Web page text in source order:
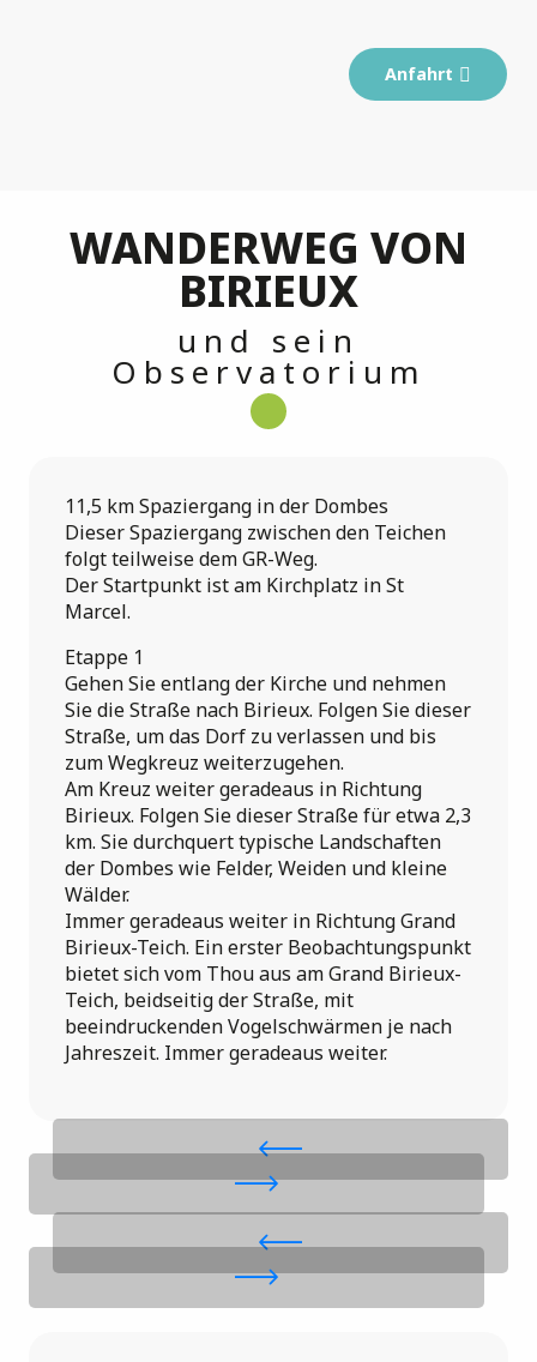
Anfahrt
WANDERWEG VON
BIRIEUX
und sein
Observatorium
11,5 km Spaziergang in der Dombes
Dieser Spaziergang zwischen den Teichen
folgt teilweise dem GR-Weg.
Der Startpunkt ist am Kirchplatz in St
Marcel.
Etappe 1
Gehen Sie entlang der Kirche und nehmen
Sie die Straße nach Birieux. Folgen Sie dieser
Straße, um das Dorf zu verlassen und bis
zum Wegkreuz weiterzugehen.
Am Kreuz weiter geradeaus in Richtung
Birieux. Folgen Sie dieser Straße für etwa 2,3
km. Sie durchquert typische Landschaften
der Dombes wie Felder, Weiden und kleine
Wälder.
Immer geradeaus weiter in Richtung Grand
Birieux-Teich. Ein erster Beobachtungspunkt
bietet sich vom Thou aus am Grand Birieux-
Teich, beidseitig der Straße, mit
beeindruckenden Vogelschwärmen je nach
Jahreszeit. Immer geradeaus weiter.